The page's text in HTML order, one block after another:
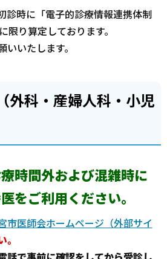
診時に「電子的診療情報連携体制
限り算定しております。
いたします。
外科・産婦人科・小児
時間外および混雑時に
をご利用ください。
市医師会ホームページ（外部サイ